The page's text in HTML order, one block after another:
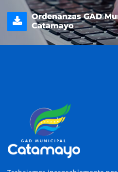
Ordenanzas GAD
Catamayo